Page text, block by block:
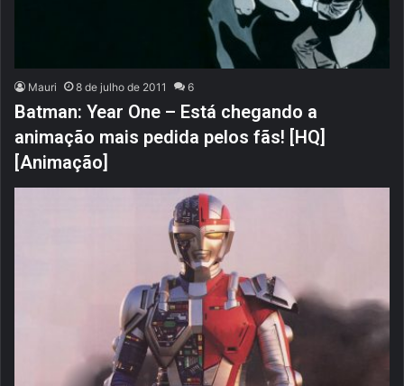
Mauri 8 de julho de 2011 6
Batman: Year One – Está chegando a
animação mais pedida pelos fãs! [HQ]
[Animação]